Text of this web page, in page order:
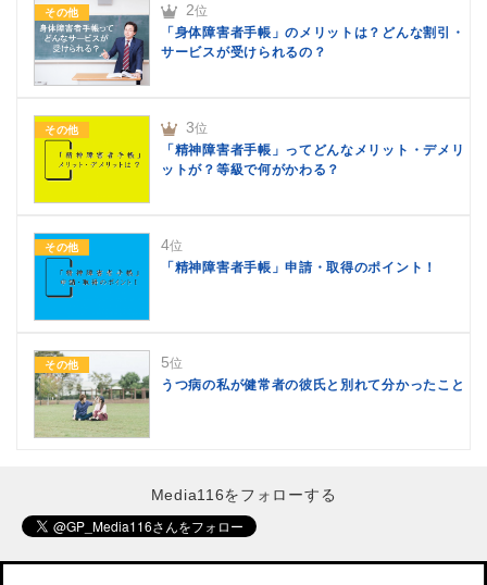
その他 2位
「身体障害者手帳」のメリットは？どんな割引・
サービスが受けられるの？
その他 3位
「精神障害者手帳」ってどんなメリット・デメリ
ットが？等級で何がかわる？
その他 4位
「精神障害者手帳」申請・取得のポイント！
その他 5位
うつ病の私が健常者の彼氏と別れて分かったこと
Media116をフォローする